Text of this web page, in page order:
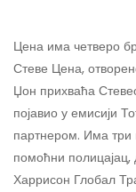
Цена има четверо
Стеве Цена,
Џон прихваћа
појавио у емисији
партнером. Има три
помоћни
Харрисон Глобал